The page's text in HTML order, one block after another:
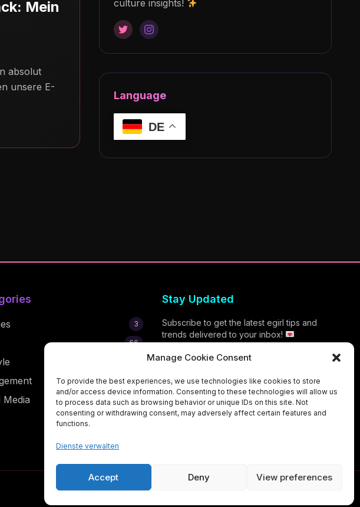
Manage Cookie Consent
To provide the best experiences, we use technologies like cookies to store
and/or access device information. Consenting to these technologies will allow us
to process data such as browsing behavior or unique IDs on this site. Not
consenting or withdrawing consent, may adversely affect certain features and
functions.
Dienste verwalten
Accept Deny View preferences
Mein
absolut
unsere E-
culture insights!
Language
DE
3
66
1
Media 1
Stay Updated
Subscribe to get the latest egirl tips and
trends delivered to your inbox!
Subscribe Now